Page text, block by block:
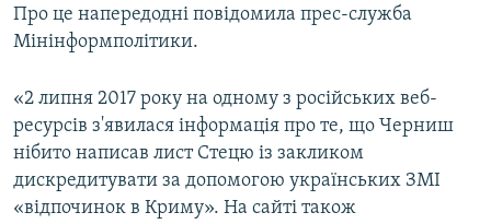
Про це напередодні повідомила прес-служба
Мінінформполітики.
«2 липня 2017 року на одному з російських веб-
ресурсів з'явилася інформація про те, що Черниш
нібито написав лист Стецю із закликом
дискредитувати за допомогою українських ЗМІ
«відпочинок в Криму». На сайті також